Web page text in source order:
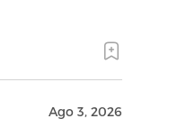
Ago 3, 2026